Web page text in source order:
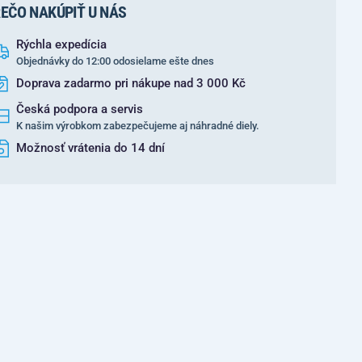
NAKÚPIŤ U NÁS
Rýchla expedícia
Objednávky do 12:00 odosielame ešte dnes
Doprava zadarmo pri nákupe nad 3 000 Kč
Česká podpora a servis
K našim výrobkom zabezpečujeme aj náhradné diely.
Možnosť vrátenia do 14 dní